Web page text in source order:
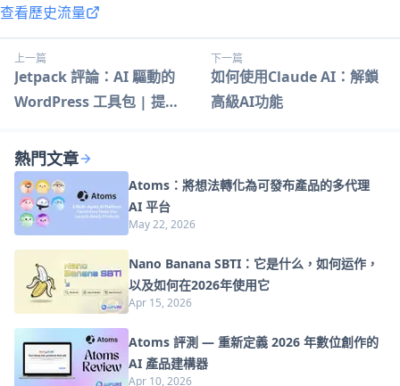
查看歷史流量
上一篇
Jetpack 評論：AI 驅動的
WordPress 工具包 | 提升
下一篇
如何使用Claude AI：解鎖
高級AI功能
熱門文章
Atoms：將想法轉化為可發布產品的多代理
AI 平台
May 22, 2026
Nano Banana SBTI：它是什么，如何运作，
以及如何在2026年使用它
Apr 15, 2026
Atoms 評測 — 重新定義 2026 年數位創作的
AI 產品建構器
Apr 10, 2026